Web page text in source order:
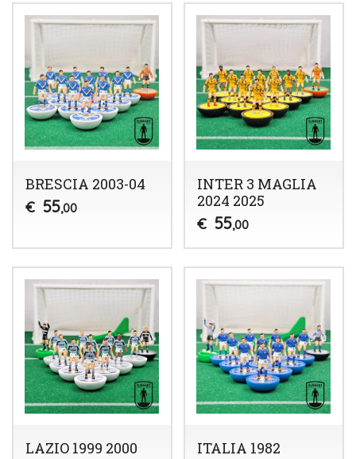
BRESCIA 2003-04
€ 55,00
INTER 3 MAGLIA
2024 2025
€ 55,00
LAZIO 1999 2000 ITALIA 1982